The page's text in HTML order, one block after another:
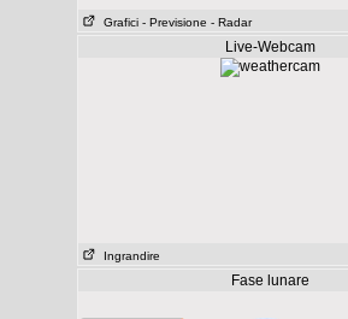
Grafici - Previsione - Radar
Live-Webcam
Ingrandire
Fase lunare